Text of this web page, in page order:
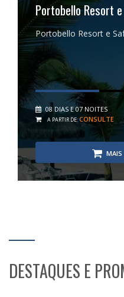
Portobello Resort
Portobello Resort e
08 DIAS E 07 NOITES
A PARTIR DE:CONSULTE
MAIS
DESTAQUES E